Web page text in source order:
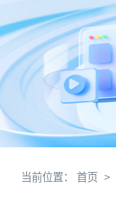
当前位置： 首页 >